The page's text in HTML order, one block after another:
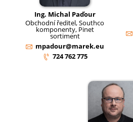
Ing. Michal Paďour
Obchodní ředitel, Southco
komponenty, Pinet
sortiment
mpadour@marek.eu
724 762 775